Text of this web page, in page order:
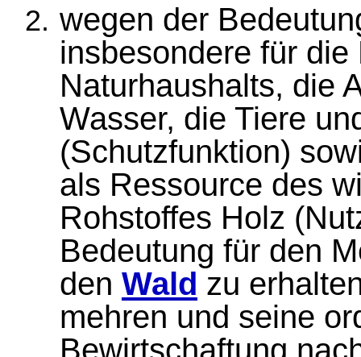
wegen der
insbesondere für
Naturhaushalts, die
Wasser, die Tiere
(Schutzfunktion)
als Ressource des
Rohstoffes Holz
Bedeutung für den
den Wald zu
mehren und seine